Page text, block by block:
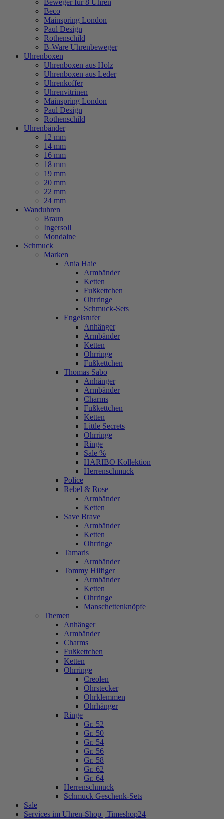
Beweger für 8 Uhren
Beco
Mainspring London
Paul Design
Rothenschild
B-Ware Uhrenbeweger
Uhrenboxen
Uhrenboxen aus Holz
Uhrenboxen aus Leder
Uhrenkoffer
Uhrenvitrinen
Mainspring London
Paul Design
Rothenschild
Uhrenbänder
12 mm
14 mm
16 mm
18 mm
19 mm
20 mm
22 mm
24 mm
Wanduhren
Braun
Ingersoll
Mondaine
Schmuck
Marken
Ania Haie
Armbänder
Ketten
Fußkettchen
Ohrringe
Schmuck-Sets
Engelsrufer
Anhänger
Armbänder
Ketten
Ohrringe
Fußkettchen
Thomas Sabo
Anhänger
Armbänder
Charms
Fußkettchen
Ketten
Little Secrets
Ohrringe
Ringe
Sale %
HARIBO Kollektion
Herrenschmuck
Police
Rebel & Rose
Armbänder
Ketten
Save Brave
Armbänder
Ketten
Ohrringe
Tamaris
Armbänder
Tommy Hilfiger
Armbänder
Ketten
Ohrringe
Manschettenknöpfe
Themen
Anhänger
Armbänder
Charms
Fußkettchen
Ketten
Ohrringe
Creolen
Ohrstecker
Ohrklemmen
Ohrhänger
Ringe
Gr. 52
Gr. 50
Gr. 54
Gr. 56
Gr. 58
Gr. 62
Gr. 64
Herrenschmuck
Schmuck Geschenk-Sets
Sale
Services im Uhren-Shop | Timeshop24